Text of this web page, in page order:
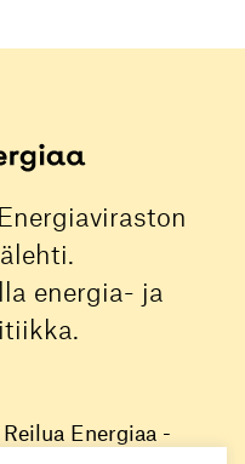
energia- ja
Energiaa -